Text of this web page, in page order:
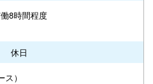
8時間程度
休日
）